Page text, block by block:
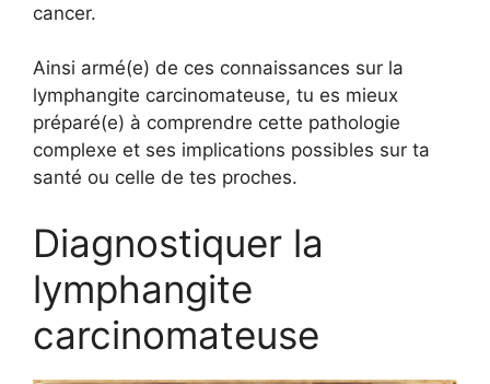
cancer.
Ainsi armé(e) de ces connaissances sur la
lymphangite carcinomateuse, tu es mieux
préparé(e) à comprendre cette pathologie
complexe et ses implications possibles sur ta
santé ou celle de tes proches.
Diagnostiquer la
lymphangite
carcinomateuse